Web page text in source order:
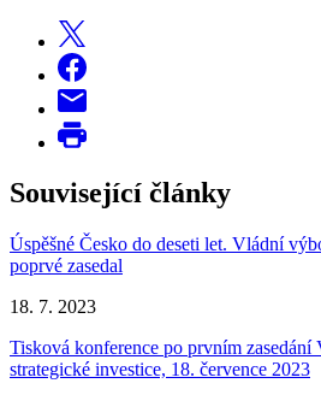
Související články
Úspěšné Česko do deseti let. Vládní
poprvé zasedal
18. 7. 2023
Tisková konference po prvním
strategické investice, 18. července 2023